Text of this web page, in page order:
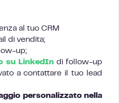
al tuo CRM
di vendita;
up;
su LinkedIndi follow-up
a contattare il tuo lead
personalizzato nella